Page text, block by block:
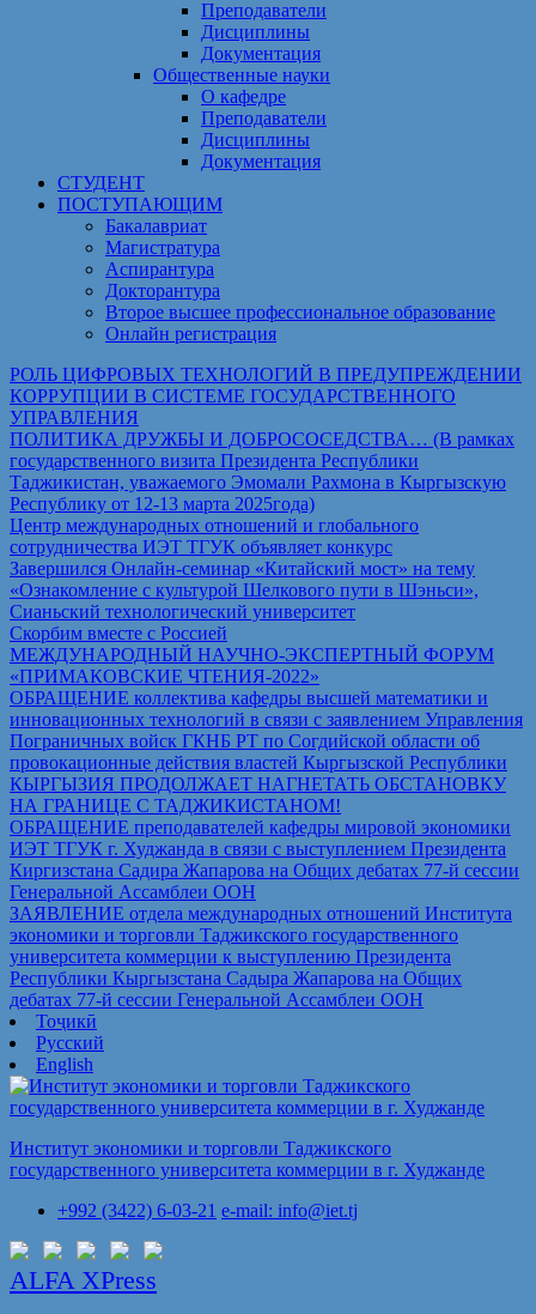
Преподаватели
Дисциплины
Документация
Общественные науки
О кафедре
Преподаватели
Дисциплины
Документация
СТУДЕНТ
ПОСТУПАЮЩИМ
Бакалавриат
Магистратура
Аспирантура
Докторантура
Второе высшее профессиональное образование
Онлайн регистрация
РОЛЬ ЦИФРОВЫХ ТЕХНОЛОГИЙ В ПРЕДУПРЕЖДЕНИИ
КОРРУПЦИИ В СИСТЕМЕ ГОСУДАРСТВЕННОГО
УПРАВЛЕНИЯ
ПОЛИТИКА ДРУЖБЫ И ДОБРОСОСЕДСТВА… (В рамках
государственного визита Президента Республики
Таджикистан, уважаемого Эмомали Рахмона в Кыргызскую
Республику от 12-13 марта 2025года)
Центр международных отношений и глобального
сотрудничества ИЭТ ТГУК объявляет конкурс
Завершился Онлайн-семинар «Китайский мост» на тему
«Ознакомление с культурой Шелкового пути в Шэньси»,
Сианьский технологический университет
Скорбим вместе с Россией
МЕЖДУНАРОДНЫЙ НАУЧНО-ЭКСПЕРТНЫЙ ФОРУМ
«ПРИМАКОВСКИЕ ЧТЕНИЯ-2022»
ОБРАЩЕНИЕ коллектива кафедры высшей математики и
инновационных технологий в связи с заявлением Управления
Пограничных войск ГКНБ РТ по Согдийской области об
провокационные действия властей Кыргызской Республики
КЫРГЫЗИЯ ПРОДОЛЖАЕТ НАГНЕТАТЬ ОБСТАНОВКУ
НА ГРАНИЦЕ С ТАДЖИКИСТАНОМ!
ОБРАЩЕНИЕ преподавателей кафедры мировой экономики
ИЭТ ТГУК г. Худжанда в связи с выступлением Президента
Киргизстана Садира Жапарова на Общих дебатах 77-й сессии
Генеральной Ассамблеи ООН
ЗАЯВЛЕНИЕ отдела международных отношений Института
экономики и торговли Таджикского государственного
университета коммерции к выступлению Президента
Республики Кыргызстана Садыра Жапарова на Общих
дебатах 77-й сессии Генеральной Ассамблеи ООН
Тоҷикӣ
Русский
English
Институт экономики и торговли Таджикского
государственного университета коммерции в г. Худжанде
+992 (3422) 6-03-21 e-mail: info@iet.tj
ALFA XPress